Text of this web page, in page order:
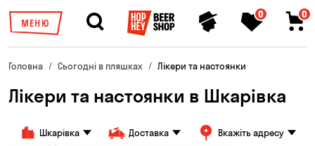
МЕНЮ
0 0
Головна Сьогодні в пляшках Лікери та настоянки
Лікери та настоянки в Шкарівка
Шкарівка Доставка Вкажіть адресу